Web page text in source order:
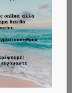
δράση